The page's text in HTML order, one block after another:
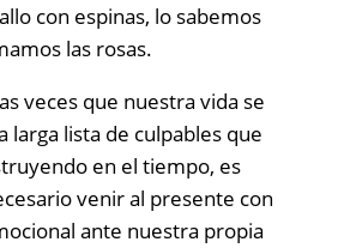
con espinas, lo sabemos
las rosas.
veces que nuestra vida se
larga lista de culpables que
en el tiempo, es
venir al presente con
ante nuestra propia